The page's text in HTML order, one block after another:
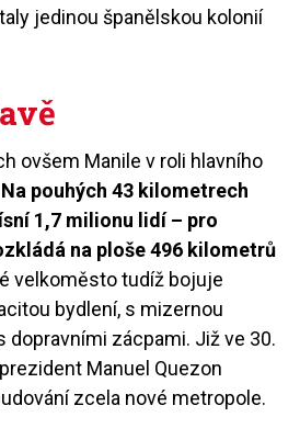
jedinou španělskou kolonií
ovšem Manile v roli hlavního
Na pouhých 43 kilometrech
1,7 milionu lidí – pro
na ploše 496 kilometrů
velkoměsto tudíž bojuje
bydlení, s mizernou
dopravními zácpami. Již ve 30.
Manuel Quezon
zcela nové metropole.